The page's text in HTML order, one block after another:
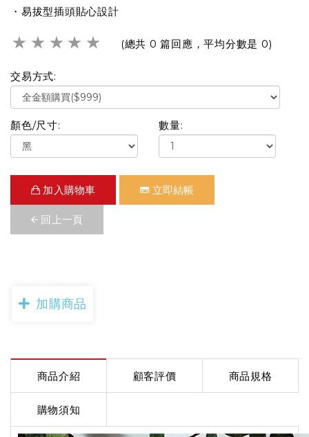
・易拔型插頭貼心設計
★ ★ ★ ★ ★ (總共 0 篇回應，平均分數是 0)
交易方式:
顏色/尺寸: 數量:
加入購物車 立即結帳
回上一頁
加購商品
商品介紹 顧客評價 商品規格
購物須知